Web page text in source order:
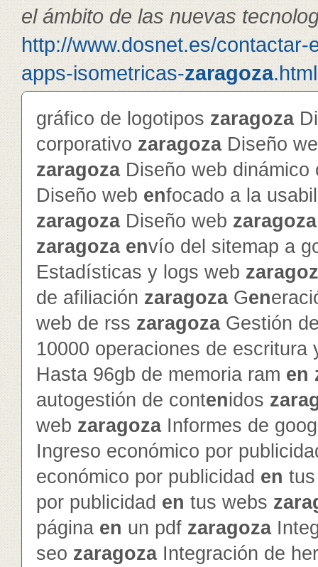
el ámbito de las nuevas
http://www.dosnet.es/contactar-
apps-isometricas-zaragoza
gráfico de logotipos zaragoza
corporativo zaragozaDiseño
zaragozaDiseño web
Diseño web enfocado a la
zaragozaDiseño web zaragoza
zaragoza envío del sitemap a
Estadísticas y logs web
de afiliación zaragozaGen
web de rss zaragozaGestión
10000 operaciones de
Hasta 96gb de memoria ram en
autogestión de contenidos
web zaragozaInformes de
Ingreso económico por
económico por publicidad en
por publicidad en tus webs
página en un pdf zaragoza
seo zaragozaIntegración de